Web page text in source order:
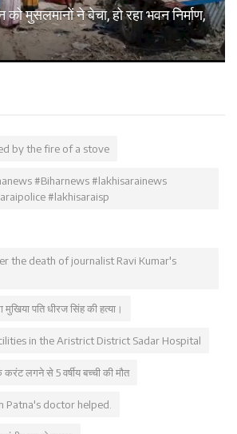
मुसलमानों ने बेचा, हो रहा भवन निर्माण,
by the fire of a stove
#Biharnews #lakhisarainews
#lakhisaraisp
the death of journalist Ravi Kumar's
पति धीरज सिंह की हत्या।
in the Aristrict District Sadar Hospital
करंट लगने से 5 वर्षीय बच्ची की मौत
Patna's doctor helped.